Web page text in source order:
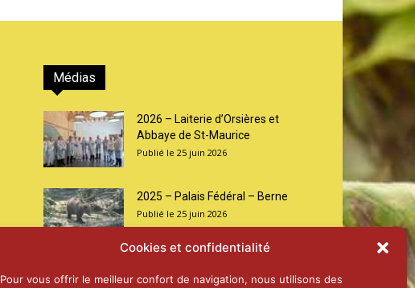
Cookies et confidentialité
Pour vous offrir le meilleur confort de navigation, nous utilisons des
Médias
2026 – Laiterie d’Orsières et
Abbaye de St-Maurice
25 juin 2026
2025 – Palais Fédéral – Berne
25 juin 2026
Aînés – Noël 2024